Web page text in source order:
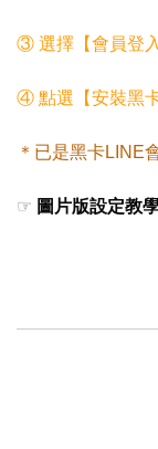
③ 選擇【會員登
④ 點選【安裝黑
＊已是黑卡LINE
☞ 圖片版設定教